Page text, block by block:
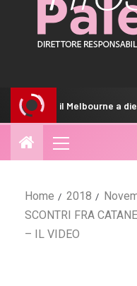
a dieci giorni dalla
Home 2018
SCONTRI FRA
– IL VIDEO